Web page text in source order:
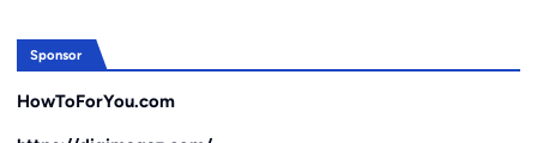
Sponsor
HowToForYou.com